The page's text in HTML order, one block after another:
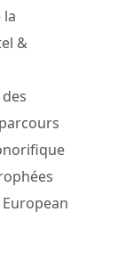
la
&
European